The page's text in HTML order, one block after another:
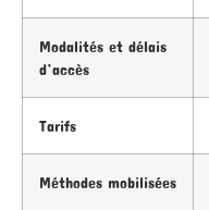
Modalités et délais
d’accès
Tarifs
Méthodes mobilisées